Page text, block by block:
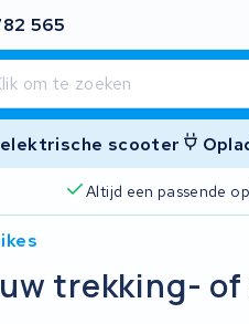
565
scooter
Altijd een passende
trekking-